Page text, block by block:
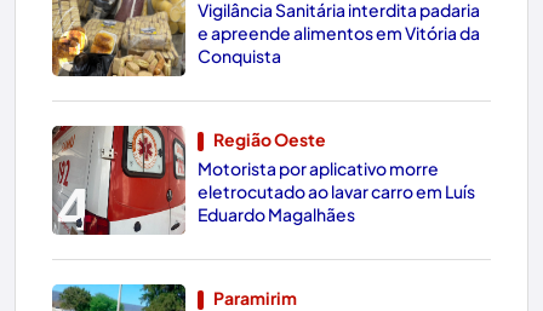
3
Vigilância Sanitária interdita padaria
e apreende alimentos em Vitória da
Conquista
4
Região Oeste
Motorista por aplicativo morre
eletrocutado ao lavar carro em Luís
Eduardo Magalhães
Paramirim